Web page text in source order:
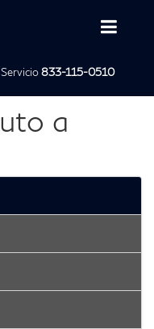
Servicio833-115-0510
a